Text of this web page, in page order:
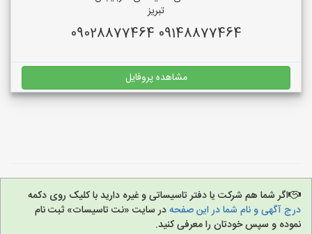
تبریز
09148877464 09028877464
مشاهده پروفایل
اگر شما هم شرکت یا دفتر تاسیساتی و غیره دارید با کلیک روی دکمه
درج آگهی و نام شما در این صفحهدر سایت «نت تاسیسات» ثبت نام
نموده و سپس خودتان را معرفی کنید.